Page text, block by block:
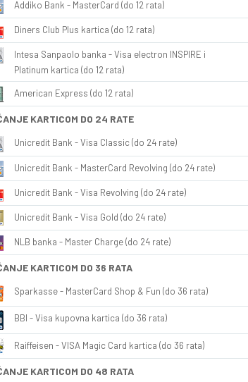
Addiko Bank - MasterCard (do 12 rata)
Diners Club Plus kartica (do 12 rata)
Intesa Sanpaolo banka - Visa electron INSPIRE i
Platinum kartica (do 12 rata)
American Express (do 12 rata)
KARTICOM DO 24 RATE
Unicredit Bank - Visa Classic (do 24 rate)
Unicredit Bank - MasterCard Revolving (do 24 rate)
Unicredit Bank - Visa Revolving (do 24 rate)
Unicredit Bank - Visa Gold (do 24 rate)
NLB banka - Master Charge (do 24 rate)
KARTICOM DO 36 RATA
Sparkasse - MasterCard Shop & Fun (do 36 rata)
BBI - Visa kupovna kartica (do 36 rata)
Raiffeisen - VISA Magic Card kartica (do 36 rata)
KARTICOM DO 48 RATA